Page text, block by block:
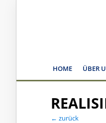
HOME ÜBER
← zurück